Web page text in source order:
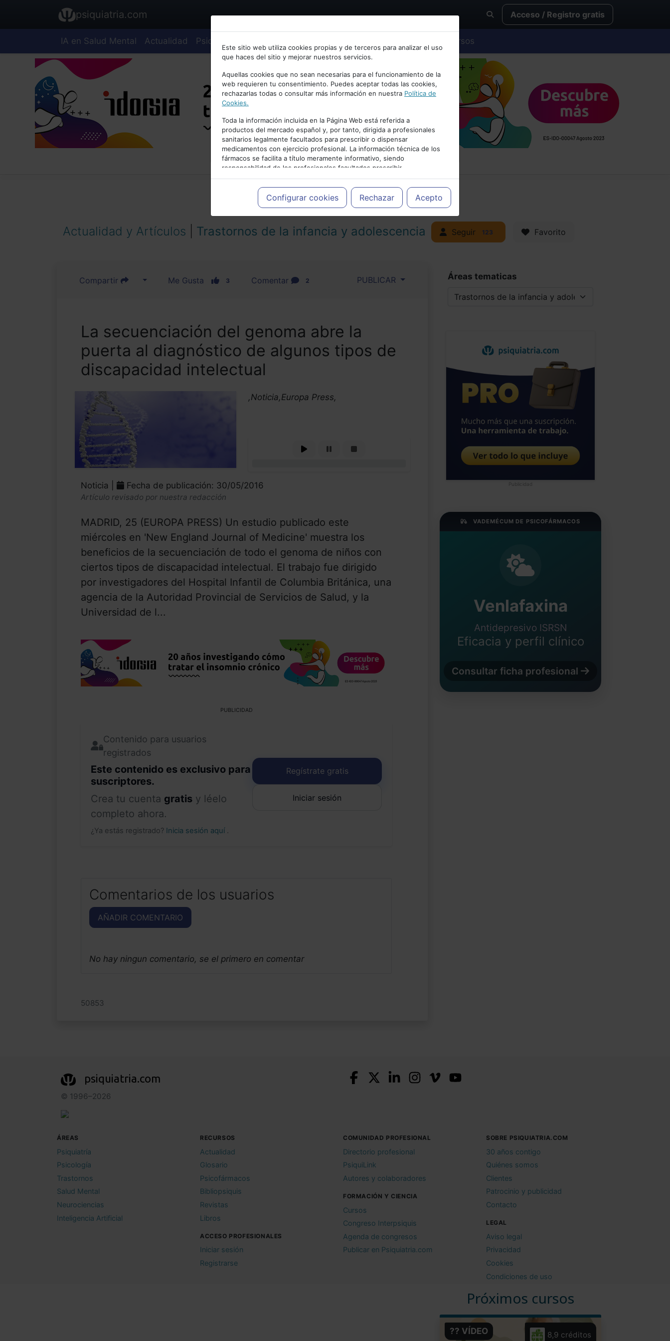
Bienvenid@ a psiquiatria.com
Escribe tu Email
Accede o regístrate con tu email.
Cancelar
psiquiatria.com Acceso / Registro gratis
IA en Salud Mental Actualidad Psiquiatría Cursos
Este sitio web utiliza cookies propias y de terceros para analizar el uso
que haces del sitio y mejorar nuestros servicios.
Aquellas cookies que no sean necesarias para el funcionamiento de la
web requieren tu consentimiento. Puedes aceptar todas las cookies,
rechazarlas todas o consultar más información en nuestra Política de
Cookies.
Toda la información incluida en la Página Web está referida a
productos del mercado español y, por tanto, dirigida a profesionales
sanitarios legalmente facultados para prescribir o dispensar
medicamentos con ejercicio profesional. La información técnica de los
fármacos se facilita a título meramente informativo, siendo
responsabilidad de los profesionales facultados prescribir
medicamentos y decidir, en cada caso concreto, el tratamiento más
adecuado a las necesidades del paciente.
Configurar cookies Rechazar Acepto
PUBLICIDAD
Actualidad y Artículos Trastornos de la infancia y adolescencia Seguir 123 Favorito
Compartir Me Gusta 3 Comentar 2 PUBLICAR
La secuenciación del genoma abre la
puerta al diagnóstico de algunos tipos de
discapacidad intelectual
,Noticia,Europa Press,
Noticia | Fecha de publicación: 30/05/2016
Artículo revisado por nuestra redacción
MADRID, 25 (EUROPA PRESS) Un estudio publicado este
miércoles en 'New England Journal of Medicine' muestra los
beneficios de la secuenciación de todo el genoma de niños con
ciertos tipos de discapacidad intelectual. El trabajo fue dirigido
por investigadores del Hospital Infantil de Columbia Británica, una
agencia de la Autoridad Provincial de Servicios de Salud, y la
Universidad de l...
PUBLICIDAD
Contenido para usuarios
registrados
Este contenido es exclusivo para
suscriptores.
Crea tu cuenta gratis y léelo
completo ahora.
¿Ya estás registrado? Inicia sesión aquí .
Regístrate gratis
Iniciar sesión
Comentarios de los usuarios
AÑADIR COMENTARIO
No hay ningun comentario, se el primero en comentar
50853
Áreas tematicas
Publicidad
VADEMÉCUM DE PSICOFÁRMACOS
Venlafaxina
Antidepresivo ISRSN
Eficacia y perfil clínico
Consultar ficha profesional
Próximos cursos
8,9 créditos
?? VÍDEO
psiquiatria.com
© 1996–2026
ÁREAS
Psiquiatría
Psicología
Trastornos
Salud Mental
Neurociencias
Inteligencia Artificial
RECURSOS
Actualidad
Glosario
Psicofármacos
Bibliopsiquis
Revistas
Libros
ACCESO PROFESIONALES
Iniciar sesión
Registrarse
COMUNIDAD PROFESIONAL
Directorio profesional
PsiquiLink
Autores y colaboradores
FORMACIÓN Y CIENCIA
Cursos
Congreso Interpsiquis
Agenda de congresos
Publicar en Psiquiatria.com
SOBRE PSIQUIATRIA.COM
30 años contigo
Quiénes somos
Clientes
Patrocinio y publicidad
Contacto
LEGAL
Aviso legal
Privacidad
Cookies
Condiciones de uso